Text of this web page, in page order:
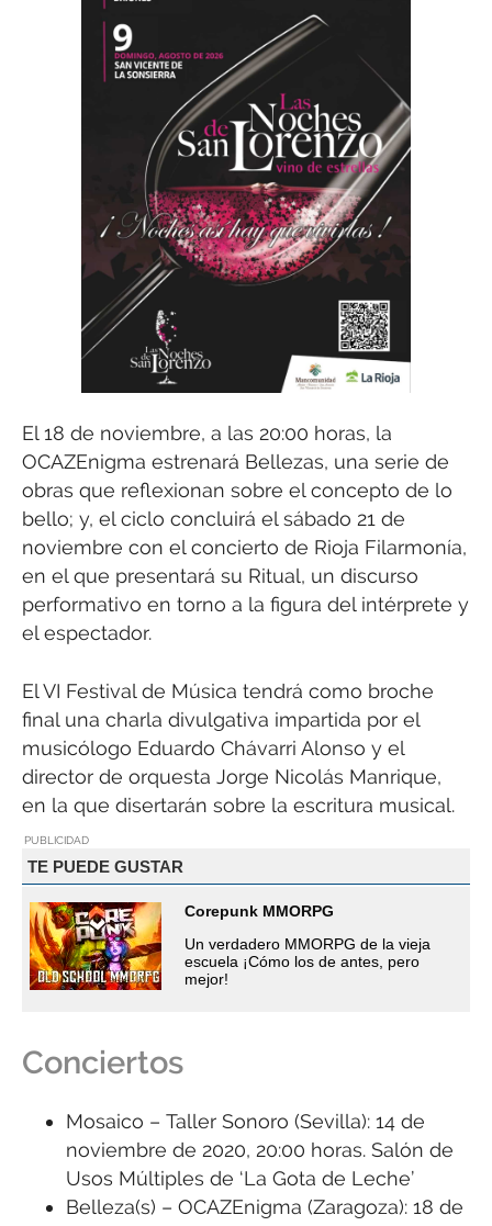
El 18 de noviembre, a las 20:00 horas, la
OCAZEnigma estrenará Bellezas, una serie de
obras que reflexionan sobre el concepto de lo
bello; y, el ciclo concluirá el sábado 21 de
noviembre con el concierto de Rioja Filarmonía,
en el que presentará su Ritual, un discurso
performativo en torno a la figura del intérprete y
el espectador.
El VI Festival de Música tendrá como broche
final una charla divulgativa impartida por el
musicólogo Eduardo Chávarri Alonso y el
director de orquesta Jorge Nicolás Manrique,
en la que disertarán sobre la escritura musical.
PUBLICIDAD
TE PUEDE GUSTAR
Corepunk MMORPG
Un verdadero MMORPG de la vieja
escuela ¡Cómo los de antes, pero
mejor!
Conciertos
Mosaico – Taller Sonoro (Sevilla): 14 de
noviembre de 2020, 20:00 horas. Salón de
Usos Múltiples de ‘La Gota de Leche’
Belleza(s) – OCAZEnigma (Zaragoza): 18 de